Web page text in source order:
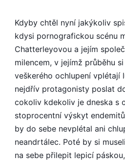
Kdyby chtěl nyní jakýkoliv
kdysi pornografickou scénu
Chatterleyovou a jejím
milencem, v jejímž průběhu
veškerého ochlupení vplétají
nejdřív protagonisty poslat
cokoliv kdekoliv je dneska s
stoprocentní výskyt
by do sebe nevplétal ani
neandrtálec. Poté by si
na sebe přilepit lepicí